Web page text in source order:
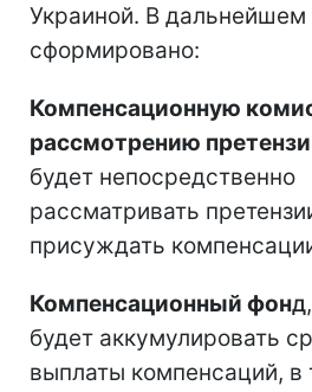
Украиной. В дальнейшем
сформировано:
Компенсационную
рассмотрению
будет непосредственно
рассматривать
присуждать
Компенсационный фонд
будет аккумулировать
выплаты компенсаций, в